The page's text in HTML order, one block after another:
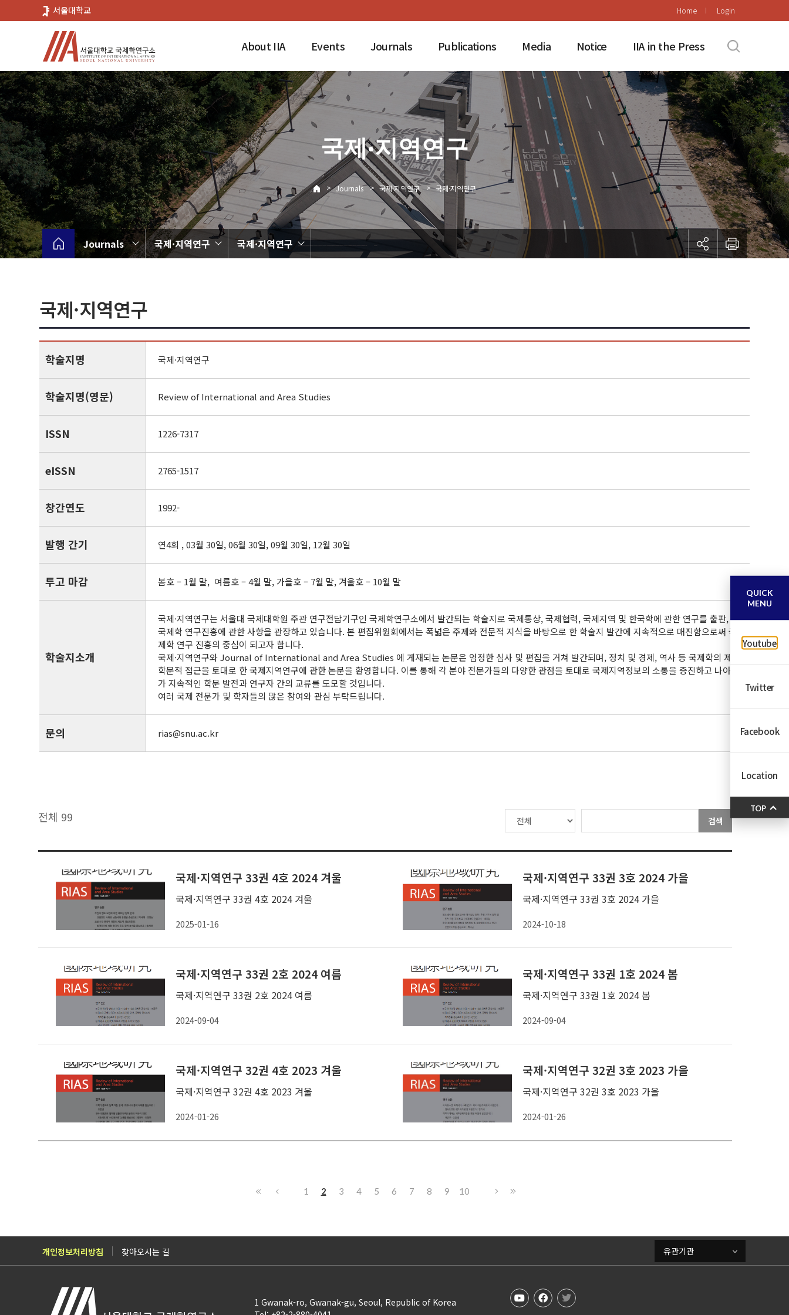
로
뉴
서울대학교 Home Login
About IIA Events Journals Publications Media Notice IIA in the Press
국제·지역연구
> Journals > 국제·지역연구 > 국제·지역연구
Journals 국제·지역연구 국제·지역연구
국제·지역연구
학술지명 국제·지역연구
학술지명(영문) Review of International and Area Studies
ISSN 1226-7317
eISSN 2765-1517
창간연도 1992-
발행 간기 연4회 , 03월 30일, 06월 30일, 09월 30일, 12월 30일
투고 마감 봄호 – 1월 말, 여름호 – 4월 말, 가을호 – 7월 말, 겨울호 – 10월 말
학술지소개
국제·지역연구는 서울대 국제대학원 주관 연구전담기구인 국제학연구소에서 발간되는 학술지로 국제통상, 국제협력, 국제지역 및 한국학에 관한 연구를 출판,
국제학 연구진흥에 관한 사항을 관장하고 있습니다. 본 편집위원회에서는 폭넓은 주제와 전문적 지식을 바탕으로 한 학술지 발간에 지속적으로 매진함으로써 국
제학 연구 진흥의 중심이 되고자 합니다.
국제·지역연구와 Journal of International and Area Studies 에 게재되는 논문은 엄정한 심사 및 편집을 거쳐 발간되며, 정치 및 경제, 역사 등 국제학의 제
학문적 접근을 토대로 한 국제지역연구에 관한 논문을 환영합니다. 이를 통해 각 분야 전문가들의 다양한 관점을 토대로 국제지역정보의 소통을 증진하고 나아
가 지속적인 학문 발전과 연구자 간의 교류를 도모할 것입니다.
여러 국제 전문가 및 학자들의 많은 참여와 관심 부탁드립니다.
문의 rias@snu.ac.kr
전체 99 검색
국제·지역연구 33권 4호 2024 겨울
국제·지역연구 33권 4호 2024 겨울
2025-01-16
국제·지역연구 33권 3호 2024 가을
국제·지역연구 33권 3호 2024 가을
2024-10-18
국제·지역연구 33권 2호 2024 여름
국제·지역연구 33권 2호 2024 여름
2024-09-04
국제·지역연구 33권 1호 2024 봄
국제·지역연구 33권 1호 2024 봄
2024-09-04
국제·지역연구 32권 4호 2023 겨울
국제·지역연구 32권 4호 2023 겨울
2024-01-26
국제·지역연구 32권 3호 2023 가을
국제·지역연구 32권 3호 2023 가을
2024-01-26
1 2 3 4 5 6 7 8 9 10
개인정보처리방침 찾아오시는 길 유관기관
1 Gwanak-ro, Gwanak-gu, Seoul, Republic of Korea
QUICK
MENU
Youtube
Twitter
Facebook
Location
TOP